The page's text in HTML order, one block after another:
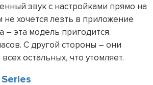
звук с настройками прямо на
не хочется лезть в приложение
– эта модель пригодится.
С другой стороны – они
остальных, что утомляет.